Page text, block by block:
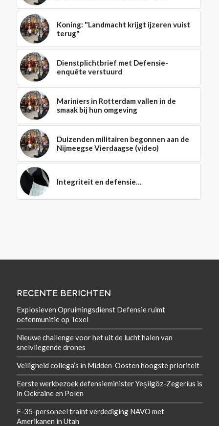
Koning: "Landmacht krijgt ijzeren vuist
terug"
Dienstplichtbrief met Defensie-
enquête verstuurd
Mariniers in Rotterdam vallen in de
smaak bij hun omgeving
Duizenden militairen begonnen aan de
Nijmeegse Vierdaagse (video)
Integriteit en defensie…
RECENTE BERICHTEN
Explosieven Opruimingsdienst Defensie ruimt
oefenmunitie op Texel
Nieuwe challenge voor het uit de lucht halen van
snelvliegende drones
Veiligheid collega’s in Midden-Oosten hoogste prioriteit
Eerste werkbezoek defensieminister Yeşilgöz-Zegerius is
in Oekraïne en Polen
F-35-personeel traint verdediging NAVO met
Amerikanen in Utah